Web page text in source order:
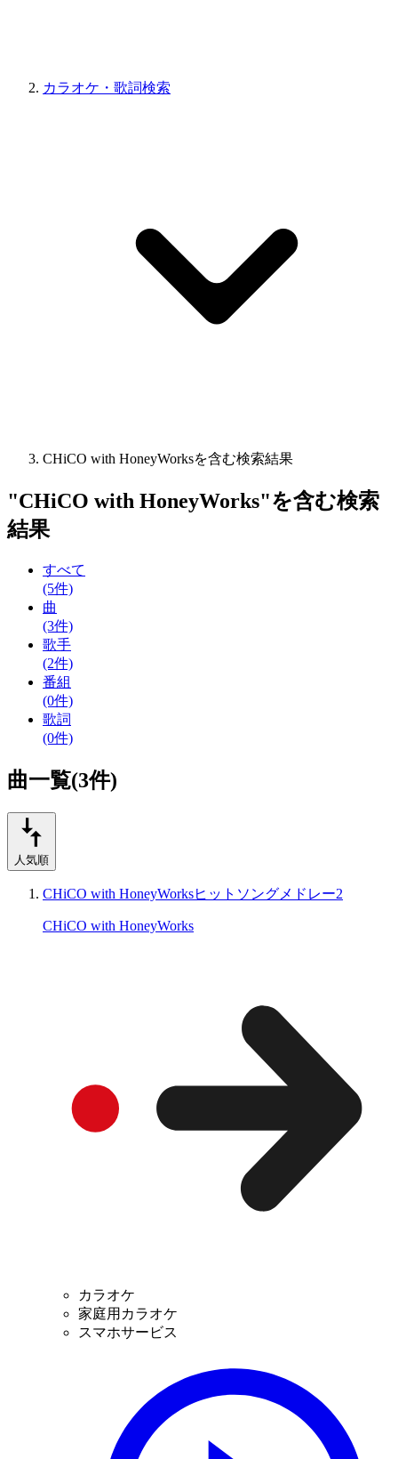
カラオケ・歌詞検索
CHiCO with HoneyWorksを含む検索結果
"CHiCO with HoneyWorks"を含む検索
結果
すべて
(5件)
曲
(3件)
歌手
(2件)
番組
(0件)
歌詞
(0件)
曲一覧(3件)
人気順
CHiCO with HoneyWorksヒットソングメドレー2
CHiCO with HoneyWorks
カラオケ
家庭用カラオケ
スマホサービス